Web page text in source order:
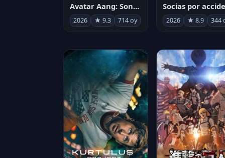
Avatar Aang: Son Havabükücü
2026 ★ 9.3 714 oy 2026 ★ 8.9 344